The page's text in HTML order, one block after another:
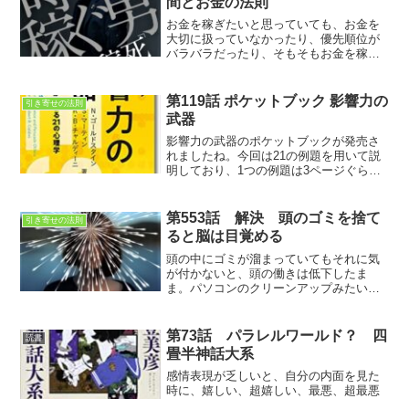
お金を稼ぎたいと思っていても、お金を
大切に扱っていなかったり、優先順位が
バラバラだったり、そもそもお金を稼ぐ
です
引き寄せの法則
第119話 ポケットブック 影響力の
武器
影響力の武器のポケットブックが発売さ
れましたね。今回は21の例題を用いて説
明しており、1つの例題は3ページぐらい
引き寄せの法則
第553話 解決 頭のゴミを捨て
ると脳は目覚める
頭の中にゴミが溜まっていてもそれに気
が付かないと、頭の働きは低下したま
ま。パソコンのクリーンアップみたいに
読書
第73話 パラレルワールド？ 四
畳半神話大系
感情表現が乏しいと、自分の内面を見た
時に、嬉しい、超嬉しい、最悪、超最悪